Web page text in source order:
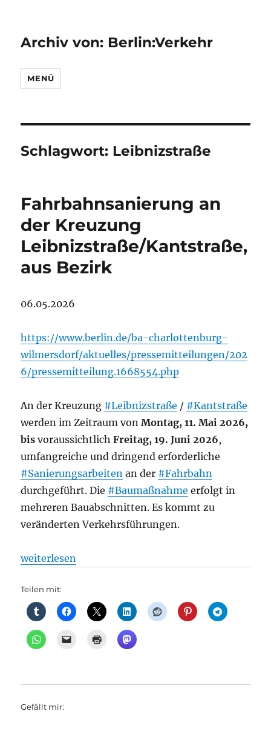
Archiv von: Berlin:Verkehr
MENÜ
Schlagwort: Leibnizstraße
Fahrbahnsanierung an
der Kreuzung
Leibnizstraße/Kantstraße,
aus Bezirk
06.05.2026
https://www.berlin.de/ba-charlottenburg-
wilmersdorf/aktuelles/pressemitteilungen/202
6/pressemitteilung.1668554.php
An der Kreuzung #Leibnizstraße / #Kantstraße
werden im Zeitraum vonMontag, 11. Mai 2026,
bis voraussichtlichFreitag, 19. Juni 2026,
umfangreiche und dringend erforderliche
#Sanierungsarbeiten an der #Fahrbahn
durchgeführt. Die #Baumaßnahme erfolgt in
mehreren Bauabschnitten. Es kommt zu
veränderten Verkehrsführungen.
„Fahrbahnsanierung an der Kreuzung
weiterlesen
Teilen mit:
Gefällt mir: